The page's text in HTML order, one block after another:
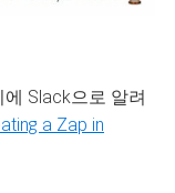
Slack으로 알려
a Zap in